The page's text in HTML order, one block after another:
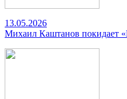
13.05.2026
Михаил Каштанов покидает